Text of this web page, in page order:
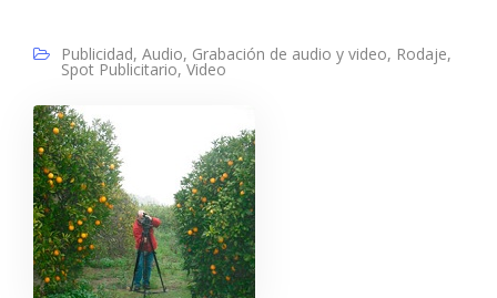
Publicidad, Audio, Grabación de audio y video, Rodaje,
Spot Publicitario,Video